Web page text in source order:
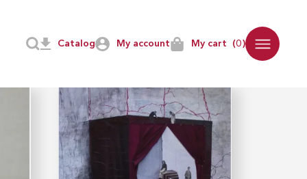
My account My cart (0)
Catalog